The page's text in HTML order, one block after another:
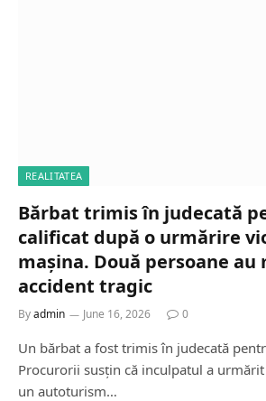
REALITATEA
Bărbat trimis în judecată
calificat după o urmărire
mașina. Două persoane
accident tragic
Byadmin June 16, 2026 0
Un bărbat a fost trimis în judecată
Procurorii susțin că inculpatul a
un autoturism…